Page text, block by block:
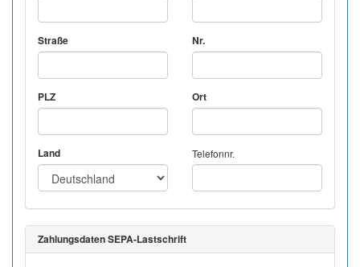
Straße Nr.
PLZ Ort
Land Telefonnr.
Zahlungsdaten SEPA-Lastschrift